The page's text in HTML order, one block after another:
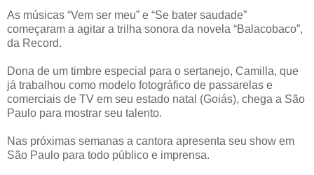
As músicas “Vem ser meu” e “Se bater saudade”
começaram a agitar a trilha sonora da novela “Balacobaco”,
da Record.
Dona de um timbre especial para o sertanejo, Camilla, que
já trabalhou como modelo fotográfico de passarelas e
comerciais de TV em seu estado natal (Goiás), chega a São
Paulo para mostrar seu talento.
Nas próximas semanas a cantora apresenta seu show em
São Paulo para todo público e imprensa.